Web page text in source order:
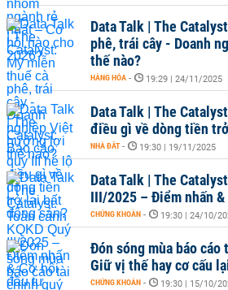
Data Talk | The
phê, trái cây - Doanh
thế nào?
HÀNG HÓA - 19:29 | 24/11/2025
Data Talk | The
điều gì về dòng tiền
NHÀ ĐẤT - 19:30 | 19/11/2025
Data Talk | The
III/2025 – Điểm nhấn
CHỨNG KHOÁN - 19:30 | 24/10/
Đón sóng mùa báo
Giữ vị thế hay cơ cấu
CHỨNG KHOÁN - 19:30 | 15/10/